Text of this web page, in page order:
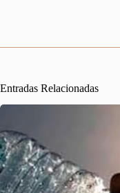
Entradas Relacionadas